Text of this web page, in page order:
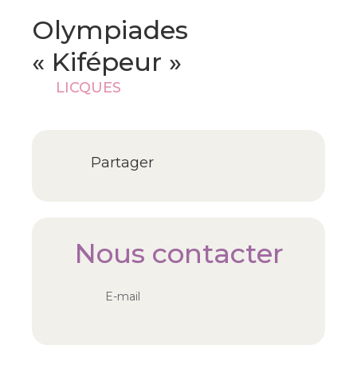
Olympiades
« Kifépeur »
LICQUES
Partager
Nous contacter
E-mail